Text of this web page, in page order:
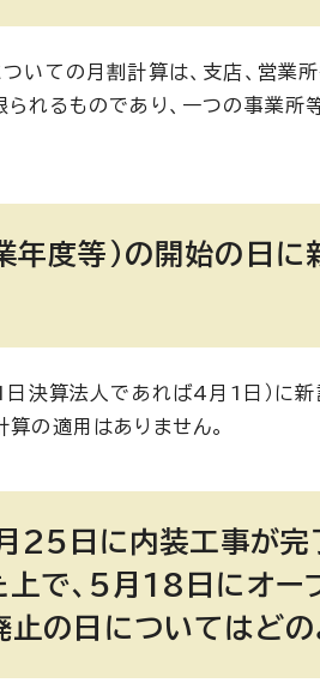
ての月割計算は、支店、営業
れるものであり、一つの事業
度等）の開始の日に
算法人であれば4月1日）に新
の適用はありません。
日に内装工事が完了
で、5月18日にオー
止の日についてはどの